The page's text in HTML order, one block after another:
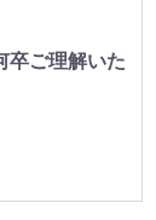
卒ご理解いた